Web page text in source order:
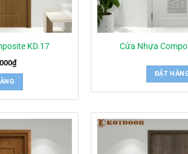
KD.17
₫
Cửa Nhựa
ĐẶT